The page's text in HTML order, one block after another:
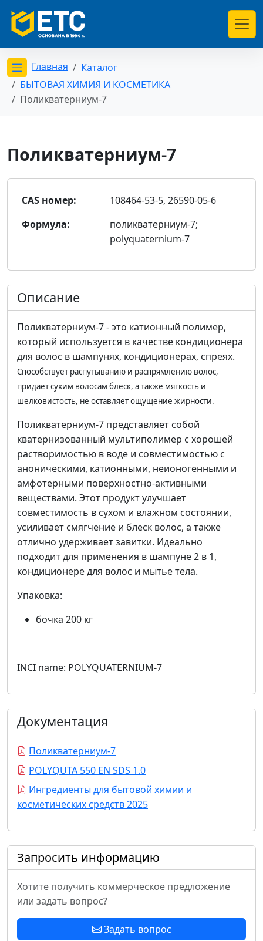
Открыть меню категорий
Главная
Каталог
БЫТОВАЯ ХИМИЯ И КОСМЕТИКА
Поликватерниум-7
Поликватерниум-7
CAS номер:
108464-53-5, 26590-05-6
Формула:
поликватерниум-7;
polyquaternium-7
Описание
Поликватерниум-7 - это катионный полимер,
который используется в качестве кондиционера
для волос в шампунях, кондиционерах, спреях.
Способствует распутыванию и распрямлению волос,
придает сухим волосам блеск, а также мягкость и
шелковистость, не оставляет ощущение жирности.
Поликватерниум-7 представляет собой
кватернизованный мультиполимер с хорошей
растворимостью в воде и совместимостью с
аноническими, катионными, неионогенными и
амфотерными поверхностно-активными
веществами. Этот продукт улучшает
совместимость в сухом и влажном состоянии,
усиливает смягчение и блеск волос, а также
отлично удерживает завитки. Идеально
подходит для применения в шампуне 2 в 1,
кондиционере для волос и мытье тела.
Упаковка:
бочка 200 кг
INCI name: POLYQUATERNIUM-7
Документация
Поликватерниум-7
POLYQUTA 550 EN SDS 1.0
Ингредиенты для бытовой химии и
косметических средств 2025
Запросить информацию
Хотите получить коммерческое предложение
или задать вопрос?
Задать вопрос